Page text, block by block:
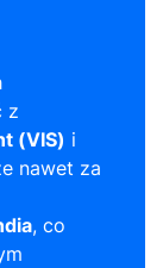
z
(VIS) i
nawet za
, co